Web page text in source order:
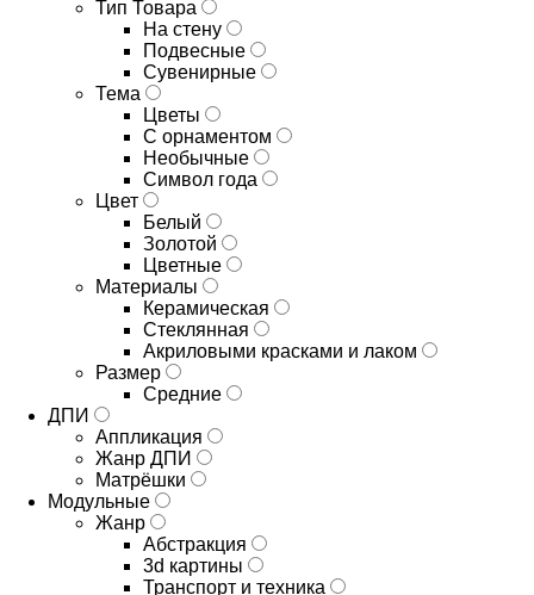
Тип Товара
На стену
Подвесные
Сувенирные
Тема
Цветы
С орнаментом
Необычные
Символ года
Цвет
Белый
Золотой
Цветные
Материалы
Керамическая
Стеклянная
Акриловыми красками и лаком
Размер
Средние
ДПИ
Аппликация
Жанр ДПИ
Матрёшки
Модульные
Жанр
Абстракция
3d картины
Транспорт и техника